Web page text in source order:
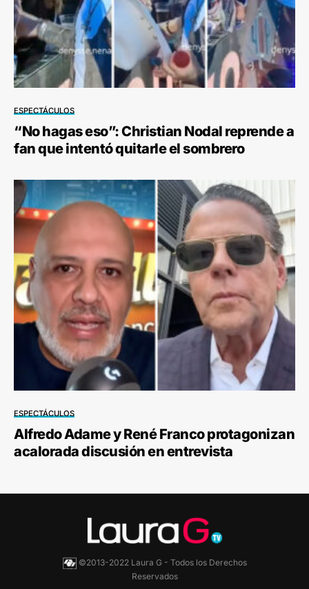
ESPECTÁCULOS
“No hagas eso”: Christian Nodal reprende a
fan que intentó quitarle el sombrero
ESPECTÁCULOS
Alfredo Adame y René Franco protagonizan
acalorada discusión en entrevista
©2013-2022 Laura G - Todos los Derechos
Reservados